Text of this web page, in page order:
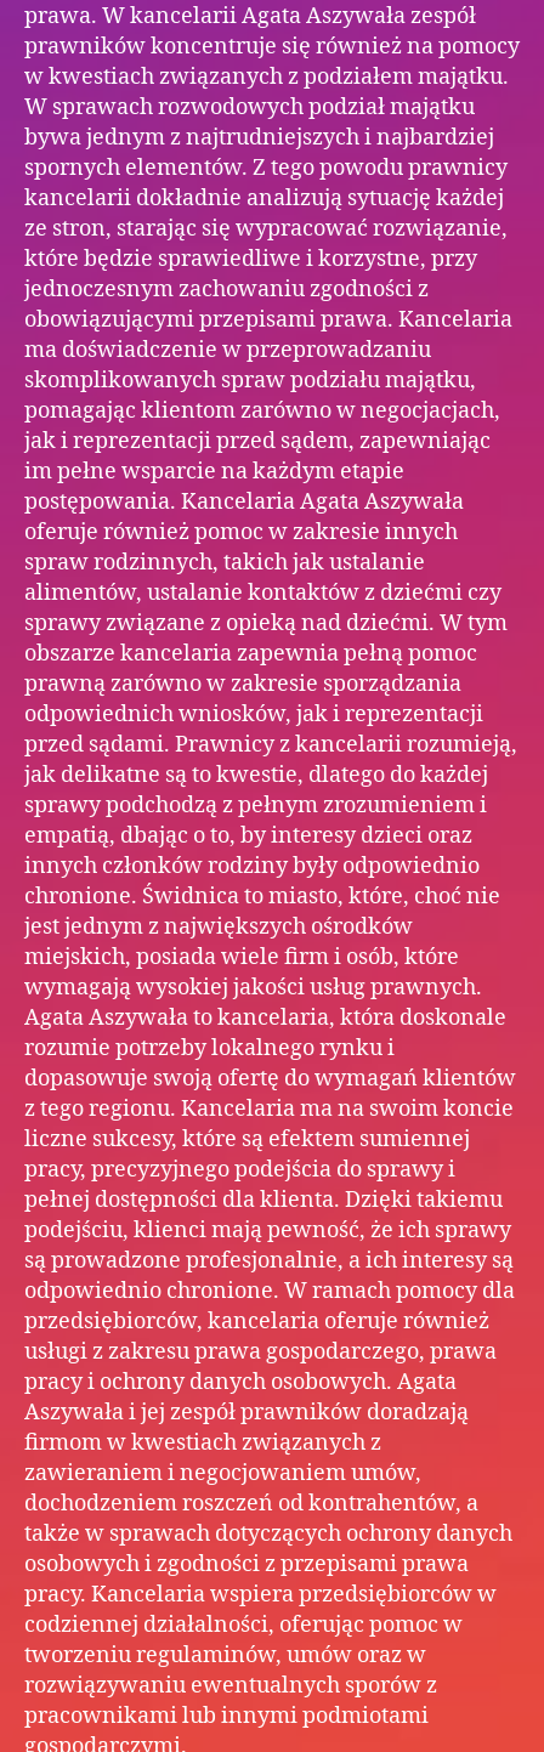
prawa. W kancelarii Agata Aszywała zespół
prawników koncentruje się również na pomocy
w kwestiach związanych z podziałem majątku.
W sprawach rozwodowych podział majątku
bywa jednym z najtrudniejszych i najbardziej
spornych elementów. Z tego powodu prawnicy
kancelarii dokładnie analizują sytuację każdej
ze stron, starając się wypracować rozwiązanie,
które będzie sprawiedliwe i korzystne, przy
jednoczesnym zachowaniu zgodności z
obowiązującymi przepisami prawa. Kancelaria
ma doświadczenie w przeprowadzaniu
skomplikowanych spraw podziału majątku,
pomagając klientom zarówno w negocjacjach,
jak i reprezentacji przed sądem, zapewniając
im pełne wsparcie na każdym etapie
postępowania. Kancelaria Agata Aszywała
oferuje również pomoc w zakresie innych
spraw rodzinnych, takich jak ustalanie
alimentów, ustalanie kontaktów z dziećmi czy
sprawy związane z opieką nad dziećmi. W tym
obszarze kancelaria zapewnia pełną pomoc
prawną zarówno w zakresie sporządzania
odpowiednich wniosków, jak i reprezentacji
przed sądami. Prawnicy z kancelarii rozumieją,
jak delikatne są to kwestie, dlatego do każdej
sprawy podchodzą z pełnym zrozumieniem i
empatią, dbając o to, by interesy dzieci oraz
innych członków rodziny były odpowiednio
chronione. Świdnica to miasto, które, choć nie
jest jednym z największych ośrodków
miejskich, posiada wiele firm i osób, które
wymagają wysokiej jakości usług prawnych.
Agata Aszywała to kancelaria, która doskonale
rozumie potrzeby lokalnego rynku i
dopasowuje swoją ofertę do wymagań klientów
z tego regionu. Kancelaria ma na swoim koncie
liczne sukcesy, które są efektem sumiennej
pracy, precyzyjnego podejścia do sprawy i
pełnej dostępności dla klienta. Dzięki takiemu
podejściu, klienci mają pewność, że ich sprawy
są prowadzone profesjonalnie, a ich interesy są
odpowiednio chronione. W ramach pomocy dla
przedsiębiorców, kancelaria oferuje również
usługi z zakresu prawa gospodarczego, prawa
pracy i ochrony danych osobowych. Agata
Aszywała i jej zespół prawników doradzają
firmom w kwestiach związanych z
zawieraniem i negocjowaniem umów,
dochodzeniem roszczeń od kontrahentów, a
także w sprawach dotyczących ochrony danych
osobowych i zgodności z przepisami prawa
pracy. Kancelaria wspiera przedsiębiorców w
codziennej działalności, oferując pomoc w
tworzeniu regulaminów, umów oraz w
rozwiązywaniu ewentualnych sporów z
pracownikami lub innymi podmiotami